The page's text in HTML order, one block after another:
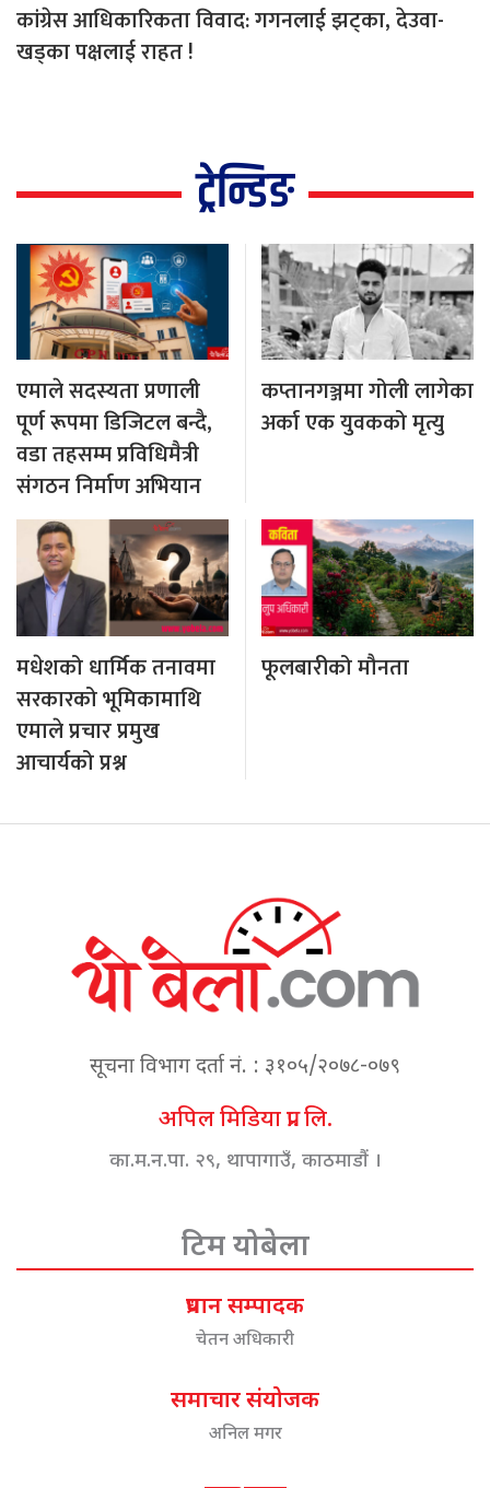
कांग्रेस आधिकारिकता विवाद: गगनलाई झट्का, देउवा-
खड्का पक्षलाई राहत !
ट्रेन्डिङ
एमाले सदस्यता प्रणाली
पूर्ण रूपमा डिजिटल बन्दै,
वडा तहसम्म प्रविधिमैत्री
संगठन निर्माण अभियान
कप्तानगञ्जमा गोली लागेका
अर्का एक युवकको मृत्यु
मधेशको धार्मिक तनावमा
सरकारको भूमिकामाथि
एमाले प्रचार प्रमुख
आचार्यको प्रश्न
फूलबारीको मौनता
सूचना विभाग दर्ता नं. : ३१०५/२०७८-०७९
अपिल मिडिया प्रा. लि.
का.म.न.पा. २९, थापागाउँ, काठमाडौं ।
टिम योबेला
प्रधान सम्पादक
चेतन अधिकारी
समाचार संयोजक
अनिल मगर